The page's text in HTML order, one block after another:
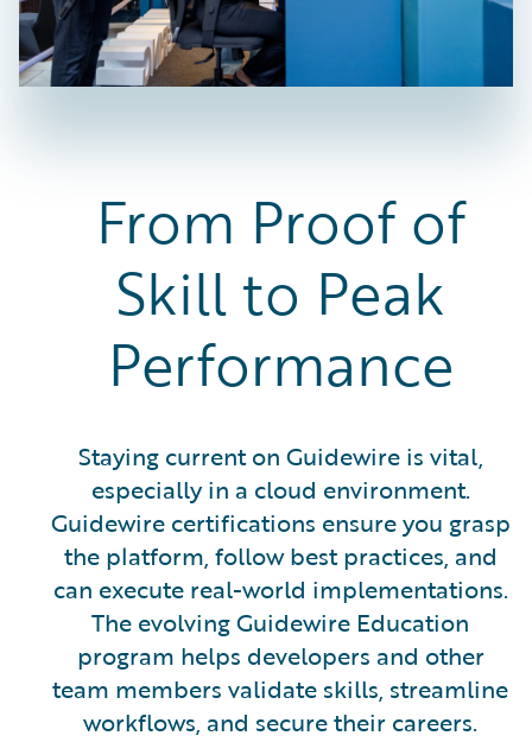
From Proof of
Skill to Peak
Performance
Staying current on Guidewire is vital,
especially in a cloud environment.
Guidewire certifications ensure you grasp
the platform, follow best practices, and
can execute real-world implementations.
The evolving Guidewire Education
program helps developers and other
team members validate skills, streamline
workflows, and secure their careers.